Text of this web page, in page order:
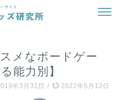
メなボードゲー
能力別】
年3月31日 / 2022年5月13日